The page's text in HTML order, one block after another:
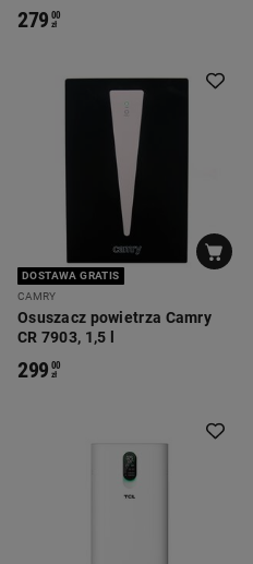
279 00
zł
DOSTAWA GRATIS
CAMRY
Osuszacz powietrza Camry
CR 7903, 1,5 l
299 00
zł